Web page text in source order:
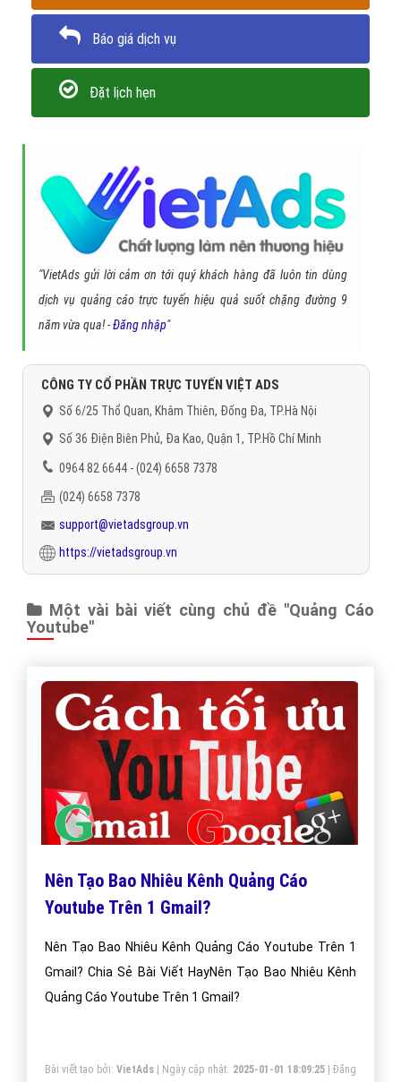
Báo giá dịch vụ
Đặt lịch hẹn
"VietAds gửi lời cảm ơn tới quý khách hàng đã luôn tin dùng
dịch vụ quảng cáo trực tuyến hiệu quả suốt chặng đường 9
năm vừa qua! -Đăng nhập"
CÔNG TY CỔ PHẦN TRỰC TUYẾN VIỆT ADS
Số 6/25 Thổ Quan, Khâm Thiên, Đống Đa, TP.Hà Nội
Số 36 Điện Biên Phủ, Đa Kao, Quận 1, TP.Hồ Chí Minh
0964 82 6644 - (024) 6658 7378
(024) 6658 7378
support@vietadsgroup.vn
https://vietadsgroup.vn
Một vài bài viết cùng chủ đề "Quảng Cáo
Youtube"
Nên Tạo Bao Nhiêu Kênh Quảng Cáo
Youtube Trên 1 Gmail?
Nên Tạo Bao Nhiêu Kênh Quảng Cáo Youtube Trên 1
Gmail? Chia Sẻ Bài Viết HayNên Tạo Bao Nhiêu Kênh
Quảng Cáo Youtube Trên 1 Gmail?
Bài viết tạo bởi: VietAds| Ngày cập nhật: 2025-01-01 18:09:25|Đăng